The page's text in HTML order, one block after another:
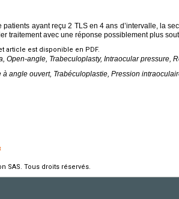
patients ayant reçu 2 TLS en 4 ans d’intervalle, la
traitement avec une réponse possiblement plus
article est disponible en PDF.
Open-angle, Trabeculoplasty, Intraocular pressure,
à angle ouvert, Trabéculoplastie, Pression
SAS. Tous droits réservés.